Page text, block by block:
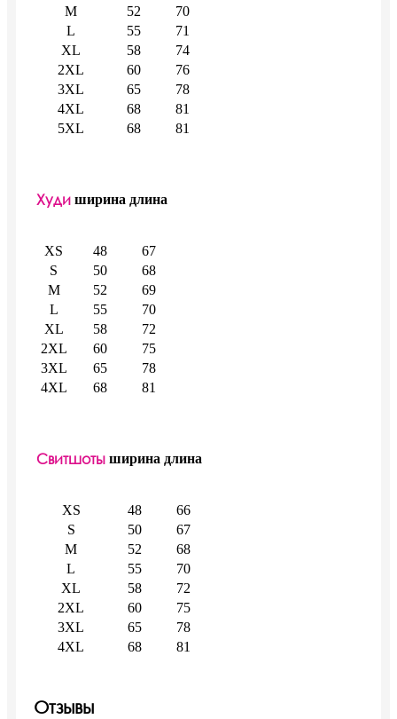
M 52
70
L
55
71
XL
58
74
2XL
60
76
3XL
65
78
4XL
68
81
5XL
68 81
Худи ширина длина
XS 48
67
S
50
68
M
52
69
L
55
70
XL
58
72
2XL
60
75
3XL
65
78
4XL
68 81
Свитшоты ширина длина
XS 48
66
S
50
67
M
52
68
L
55
70
XL
58
72
2XL
60
75
3XL
65
78
4XL
68 81
Отзывы